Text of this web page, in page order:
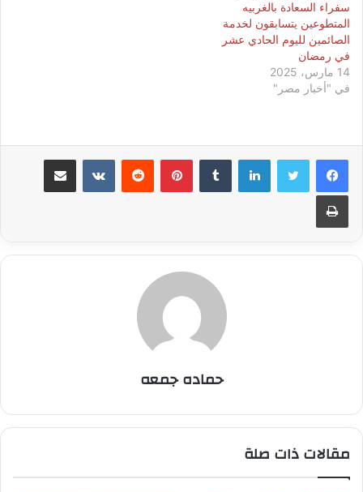
سفراء السعادة بالغربيه
المتطوعين يتسابقون لخدمة
الصائمين لليوم الحادي عشر
في رمضان
14 مارس، 2025
في "أخبار مصر"
لينكدإن بينتيريست مشاركة عبر البريد
طباعة
حماده جمعه
مقالات ذات صلة